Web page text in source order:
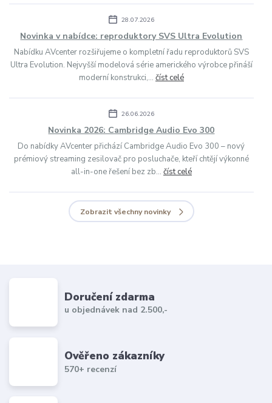
28.07.2026
Novinka v nabídce: reproduktory SVS Ultra Evolution
Nabídku AVcenter rozšiřujeme o kompletní řadu reproduktorů SVS
Ultra Evolution. Nejvyšší modelová série amerického výrobce přináší
moderní konstrukci,... číst celé
26.06.2026
Novinka 2026: Cambridge Audio Evo 300
Do nabídky AVcenter přichází Cambridge Audio Evo 300 – nový
prémiový streaming zesilovač pro posluchače, kteří chtějí výkonné
all-in-one řešení bez zb... číst celé
Zobrazit všechny novinky
Doručení zdarma
u objednávek nad 2.500,-
Ověřeno zákazníky
570+ recenzí